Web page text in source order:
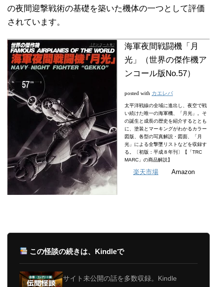
の夜間迎撃戦術の基礎を築いた機体の一つとして評価
されています。
海軍夜間戦闘機「月
光」（世界の傑作機ア
ンコール版No.57）
posted with カエレバ
太平洋戦線の全域に進出し、夜空で戦
い続けた唯一の海軍機、「月光」。そ
の誕生と成長の歴史を紹介するととも
に、塗装とマーキングがわかるカラー
図版、各型の写真解説・図面、「月
光」による全撃墜リストなどを収録す
る。〔初版：平成８年刊〕【「TRC
MARC」の商品解説】
楽天市場 Amazon
この怪談の続きは、Kindleで
サイト未公開の話を多数収録。Kindle